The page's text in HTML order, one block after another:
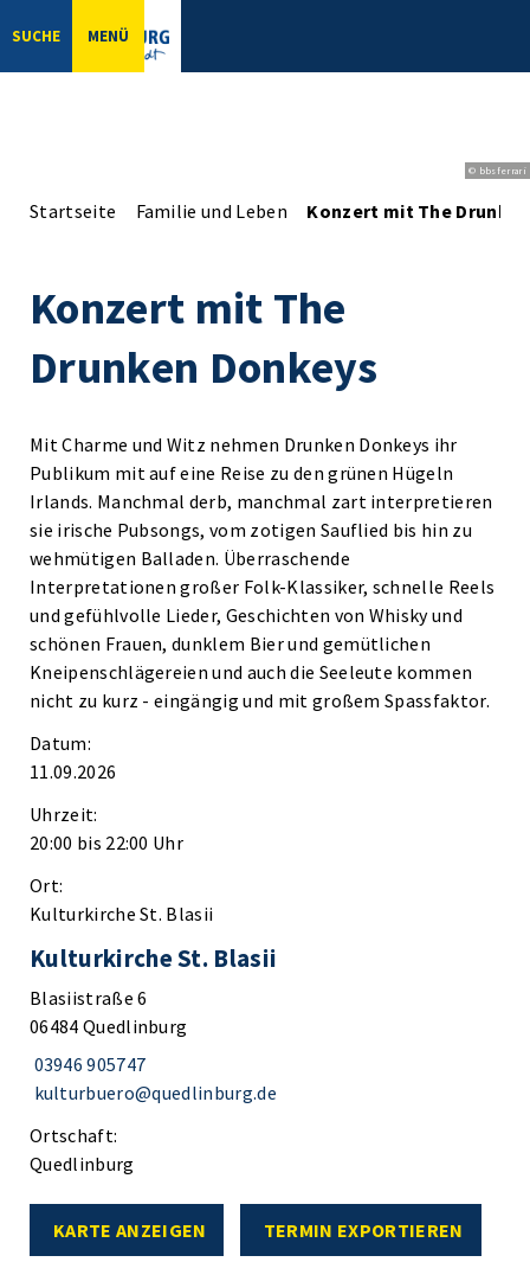
SUCHE MENÜ
© bbsferrari
Startseite Familie und Leben Konzert mit The
Konzert mit The
Drunken Donkeys
Mit Charme und Witz nehmen Drunken Donkeys ihr
Publikum mit auf eine Reise zu den grünen Hügeln
Irlands. Manchmal derb, manchmal zart interpretieren
sie irische Pubsongs, vom zotigen Sauflied bis hin zu
wehmütigen Balladen. Überraschende
Interpretationen großer Folk-Klassiker, schnelle Reels
und gefühlvolle Lieder, Geschichten von Whisky und
schönen Frauen, dunklem Bier und gemütlichen
Kneipenschlägereien und auch die Seeleute kommen
nicht zu kurz - eingängig und mit großem Spassfaktor.
Datum:
11.09.2026
Uhrzeit:
20:00 bis 22:00 Uhr
Ort:
Kulturkirche St. Blasii
Kulturkirche St. Blasii
Blasiistraße 6
06484 Quedlinburg
03946 905747
kulturbuero@quedlinburg.de
Ortschaft:
Quedlinburg
KARTE ANZEIGEN TERMIN EXPORTIEREN